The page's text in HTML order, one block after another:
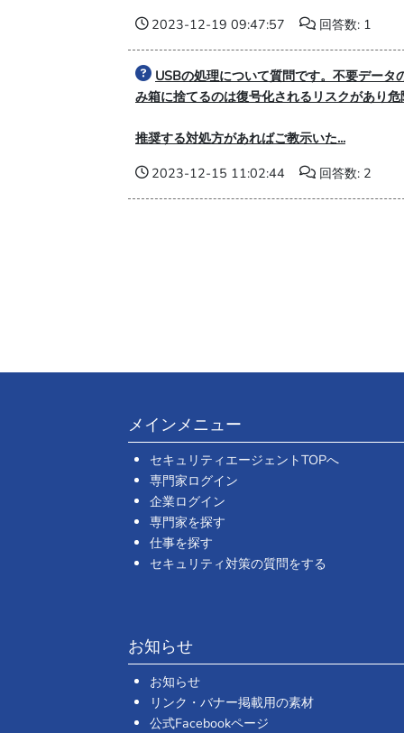
2023-12-19 09:47:57
回答数: 1
USBの処理について質問です。不要デー
み箱に捨てるのは復号化されるリスクがあり
推奨する対処方があればご教示いた...
2023-12-15 11:02:44
回答数: 2
メインメニュー
セキュリティエージェントTOPへ
専門家ログイン
企業ログイン
専門家を探す
仕事を探す
セキュリティ対策の質問をする
お知らせ
お知らせ
リンク・バナー掲載用の素材
公式Facebookページ